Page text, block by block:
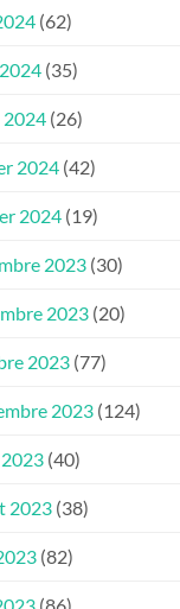
(62)
(35)
2024 (26)
2024 (42)
2024 (19)
2023 (30)
2023 (20)
2023 (77)
2023 (124)
(40)
2023 (38)
(82)
(86)